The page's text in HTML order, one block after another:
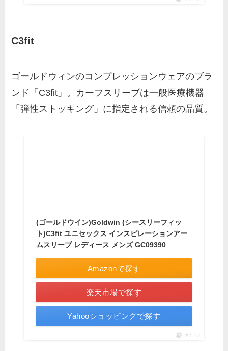
C3fit
ゴールドウィンのコンプレッションウェアのブラ
ンド「C3fit」。カーフスリーブは一般医療機器
「弾性ストッキング」に指定される信頼の品質。
(ゴールドウイン)Goldwin (シースリーフィッ
ト)C3fit ユニセックス インスピレーションアー
ムスリーブ レディース メンズ GC09390
Amazonで探す
楽天市場で探す
Yahooショッピングで探す
ポチップ